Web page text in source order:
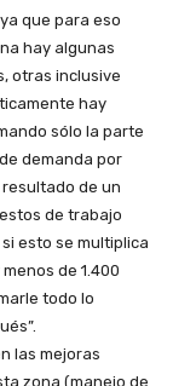
que para eso
hay algunas
otras inclusive
hay
sólo la parte
demanda por
de un
de trabajo
esto se multiplica
de 1.400
todo lo
las mejoras
zona (manejo de